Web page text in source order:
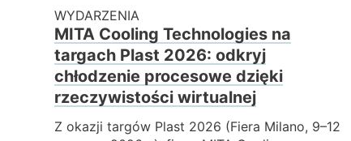
WYDARZENIA
MITA Cooling Technologies na
targach Plast 2026: odkryj
chłodzenie procesowe dzięki
rzeczywistości wirtualnej
Z okazji targów Plast 2026 (Fiera Milano, 9–12